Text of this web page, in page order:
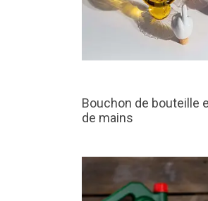
Bouchon de bouteille
de mains